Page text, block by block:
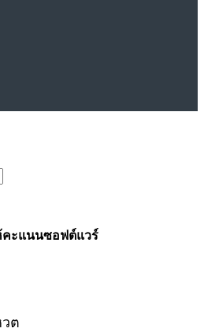
คะแนนซอฟต์แวร์
ต